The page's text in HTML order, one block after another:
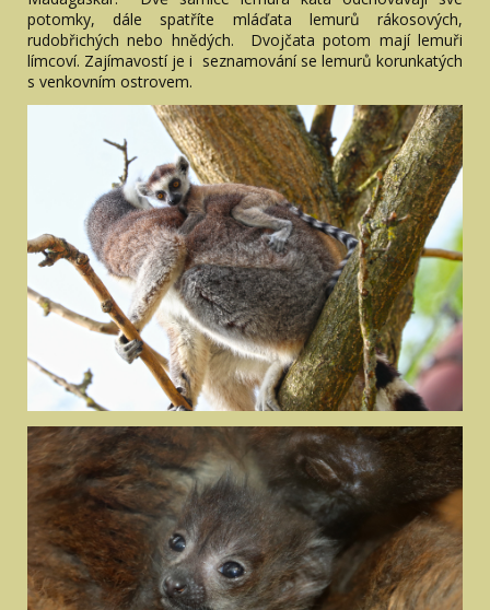
potomky, dále spatříte mláďata lemurů rákosových,
rudobřichých nebo hnědých. Dvojčata potom mají lemuři
límcoví. Zajímavostí je i seznamování se lemurů korunkatých
s venkovním ostrovem.